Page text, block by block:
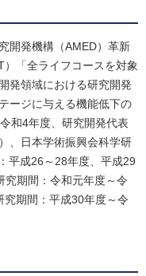
開発機構（AMED）革新
「全ライフコースを対象
発領域における研究開発
ージに与える機能低下の
和4年度、研究開発代表
、日本学術振興会科学研
平成26～28年度、平成29
究期間：令和元年度～令
期間：平成30年度～令